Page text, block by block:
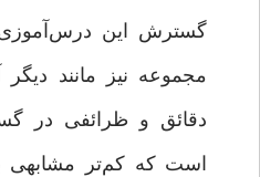
گسترش این
مجموعه نیز مانند دیگر
دقائق و ظرائفی در
است که کم‌تر مشابهی